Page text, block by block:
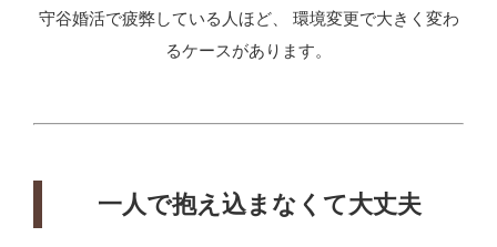
守谷婚活で疲弊している人ほど、 環境変更で大きく変わ
るケースがあります。
一人で抱え込まなくて大丈夫